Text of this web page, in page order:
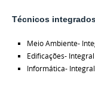
Técnicos
Meio Ambiente-
Edificações- Integral
Informática- Integral